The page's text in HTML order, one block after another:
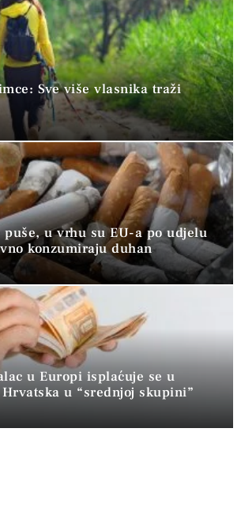
Sve više vlasnika traži
u vrhu su EU-a po udjelu
konzumiraju duhan
u Europi isplaćuje se u
u “srednjoj skupini”